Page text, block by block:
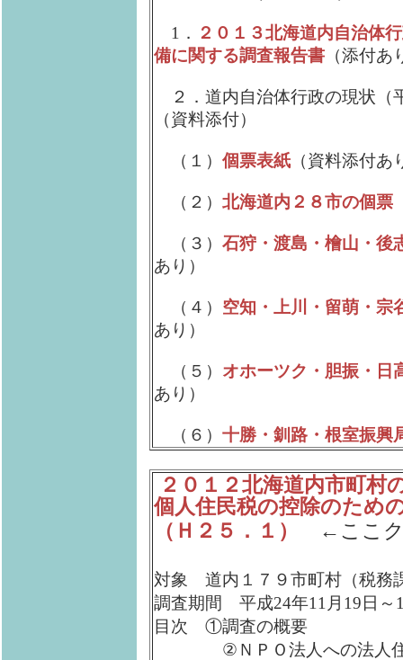
1． ２０１３北海道内自治体
備に関する調査報告書 （添付あ
２．道内自治体行政の現状（
（資料添付）
（１） 個票表紙 （資料添付あ
（２） 北海道内２８市の個票
（３） 石狩・渡島・檜山・後
あり）
（４） 空知・上川・留萌・宗
あり）
（５） オホーツク・胆振・日
あり）
（６） 十勝・釧路・根室振興
２０１２北海道内市町村
個人住民税の控除のため
（Ｈ２５．１）
←ここク
対象 道内１７９市町村（税務
調査期間 平成24年11月19日～
目次 ①調査の概要
②ＮＰＯ法人への法人住